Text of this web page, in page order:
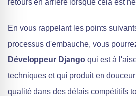
retours en arrière lorsque cela est
En vous rappelant les points
processus d'embauche, vous
Développeur Django qui est à
techniques et qui produit en
qualité dans des délais compétitifs